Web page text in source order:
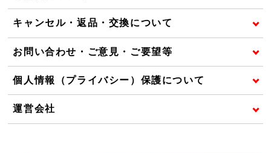
キャンセル・返品・交換について
お問い合わせ・ご意見・ご要望等
個人情報（プライバシー）保護について
運営会社